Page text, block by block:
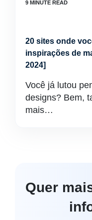
20 sites onde
inspirações de
2024]
Você já lutou
designs? Bem,
mais…
Quer